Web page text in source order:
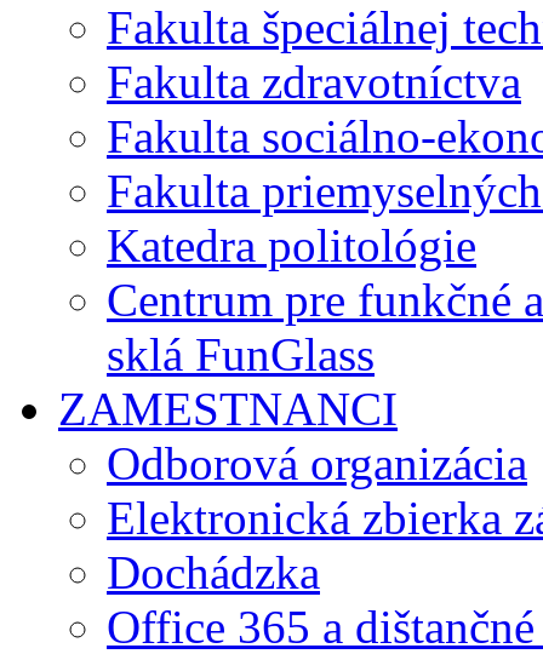
Fakulta špeciálnej
Fakulta zdravotníctva
Fakulta sociálno-
Fakulta
Katedra politológie
Centrum pre funkčné
sklá FunGlass
ZAMESTNANCI
Odborová organizácia
Elektronická zbierka
Dochádzka
Office 365 a